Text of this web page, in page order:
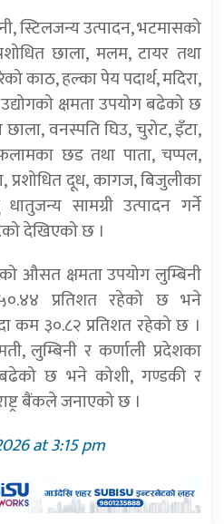
स्टिलजन्य उत्पादन, भटमासको
छाला, मलम, टायर तथा
काठ, हल्का पेय पदार्थ, मदिरा,
क्षमता उपयोग बढेको छ
वनस्पति घिउ, चुरोट, इँटा,
छड तथा पाता, चप्पल,
प्रशोधित दूध, कागज, बिजुलीका
सामग्री उत्पादन गर्ने
देखिएको छ ।
औसत क्षमता उपयोग लुम्बिनी
प्रतिशत रहेको छ भने
कम ३०.८२ प्रतिशत रहेको छ ।
लुम्बिनी र कर्णाली प्रदेशका
बढेको छ भने कोशी, गण्डकी र
बैंकले जनाएको छ ।
at 3:15 pm